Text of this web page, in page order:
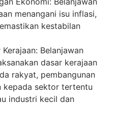
menangani isu inflasi,
kestabilan
Belanjawan
dasar kerajaan
rakyat, pembangunan
kepada sektor tertentu
industri kecil dan